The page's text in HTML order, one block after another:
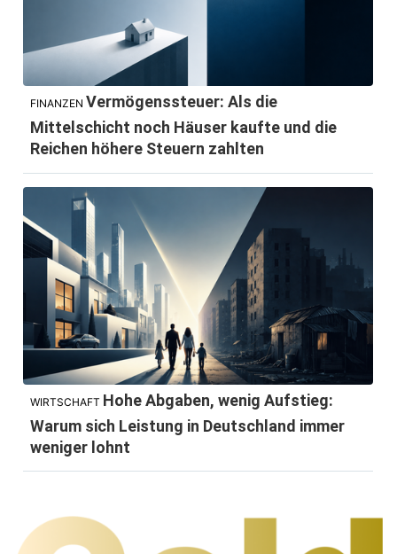
FINANZEN Vermögenssteuer: Als die
Mittelschicht noch Häuser kaufte und die
Reichen höhere Steuern zahlten
WIRTSCHAFT Hohe Abgaben, wenig Aufstieg:
Warum sich Leistung in Deutschland immer
weniger lohnt